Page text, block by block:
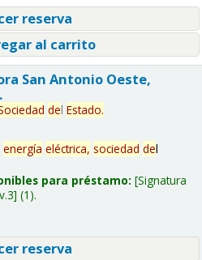
reserva
al carrito
San Antonio Oeste,
del Estado.
energía eléctrica, sociedad del
para préstamo: Signatura
(1).
reserva